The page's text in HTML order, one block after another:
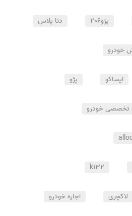
پژو206 دنا پلاس
خودرو
ایساکو پژو
تخصصی خودرو
k132
لاکچری اجاره خودرو